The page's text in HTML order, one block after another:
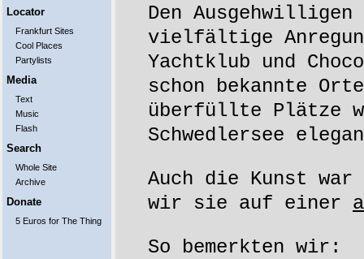
Locator
Frankfurt Sites
Cool Places
Partylists
Media
Text
Music
Flash
Search
Whole Site
Archive
Donate
5 Euros for The Thing
Den
vielfältige
Yachtklub und
schon bekannte
überfüllte Plätze
Schwedlersee
Auch die Kunst
wir sie auf einer
So bemerkten wir: